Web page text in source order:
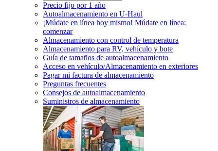
Precio fijo por 1 año
Autoalmacenamiento en U-Haul
¡Múdate en línea hoy mismo! Múdate en línea:
comenzar
Almacenamiento con control de temperatura
Almacenamiento para RV, vehículo y bote
Guía de tamaños de autoalmacenamiento
Acceso en vehículo/Almacenamiento en exteriores
Pagar mi factura de almacenamiento
Preguntas frecuentes
Consejos de autoalmacenamiento
Suministros de almacenamiento